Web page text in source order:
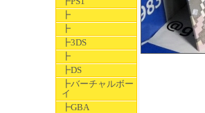
┣
┣
┣3DS
┣
┣DS
┣バーチャルボー
イ
┣GBA